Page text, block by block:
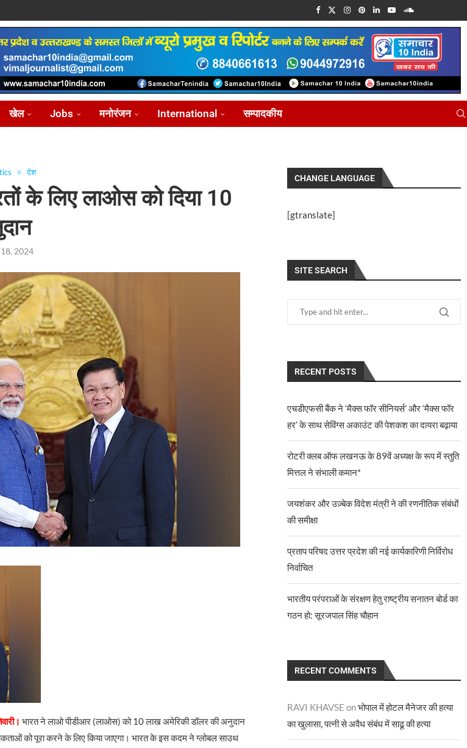
खेल Jobs मनोरंजन International सम्पादकीय
देश
के लिए लाओस को दिया 10
2024
भारत ने लाओ पीडीआर (लाओस) को 10 लाख अमेरिकी डॉलर की अनुदान
को पूरा करने के लिए किया जाएगा। भारत के इस कदम ने ग्लोबल साउथ
CHANGE LANGUAGE
[gtranslate]
SITE SEARCH
RECENT POSTS
एचडीएफसी बैंक ने ‘मैक्स फॉर सीनियर्स’ और ‘मैक्स फॉर
हर’ के साथ सेविंग्स अकाउंट की पेशकश का दायरा बढ़ाया
रोटरी क्लब ऑफ लखनऊ के 89वें अध्यक्ष के रूप में स्तुति
मित्तल ने संभाली कमान*
जयशंकर और उज़्बेक विदेश मंत्री ने की रणनीतिक संबंधों
की समीक्षा
प्रताप परिषद उत्तर प्रदेश की नई कार्यकारिणी निर्विरोध
निर्वाचित
भारतीय परंपराओं के संरक्षण हेतु राष्ट्रीय सनातन बोर्ड का
गठन हो: सूरजपाल सिंह चौहान
RECENT COMMENTS
RAVI KHAVSE onभोपाल में होटल मैनेजर की हत्या
का खुलासा, पत्नी से अवैध संबंध में साढू की हत्या